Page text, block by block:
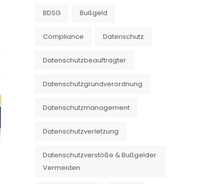
BDSG Bußgeld
Compliance Datenschutz
Datenschutzbeauftragter
Datenschutzgrundverordnung
Datenschutzmanagement
Datenschutzverletzung
Datenschutzverstöße & Bußgelder
Vermeiden